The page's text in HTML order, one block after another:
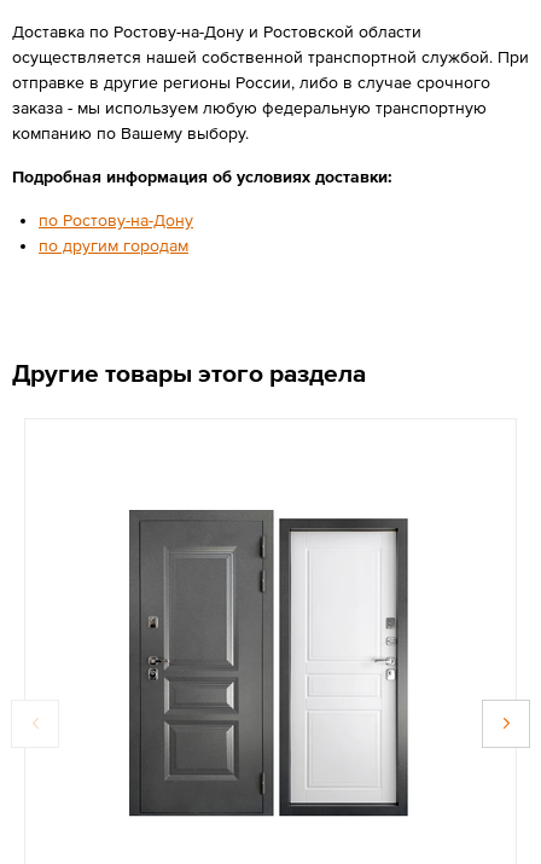
Доставка по Ростову-на-Дону и Ростовской области
осуществляется нашей собственной транспортной службой. При
отправке в другие регионы России, либо в случае срочного
заказа - мы используем любую федеральную транспортную
компанию по Вашему выбору.
Подробная информация об условиях доставки:
по Ростову-на-Дону
по другим городам
Другие товары этого раздела